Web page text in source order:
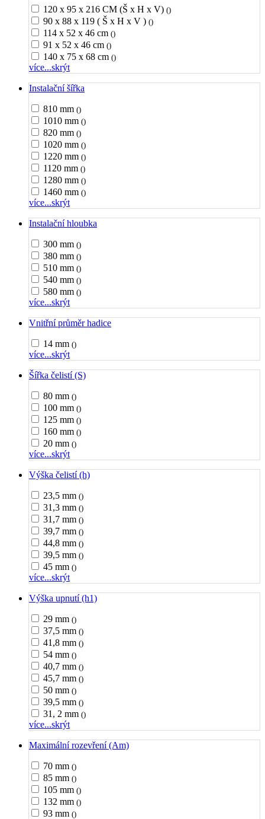
120 x 95 x 216 CM (Š x H x V) ()
90 x 88 x 119 ( Š x H x V ) ()
114 x 52 x 46 cm ()
91 x 52 x 46 cm ()
140 x 75 x 68 cm ()
více...skrýt
Instalační šířka
810 mm ()
1010 mm ()
820 mm ()
1020 mm ()
1220 mm ()
1120 mm ()
1280 mm ()
1460 mm ()
více...skrýt
Instalační hloubka
300 mm ()
380 mm ()
510 mm ()
540 mm ()
580 mm ()
více...skrýt
Vnitřní průměr hadice
14 mm ()
více...skrýt
Šířka čelistí (S)
80 mm ()
100 mm ()
125 mm ()
160 mm ()
20 mm ()
více...skrýt
Výška čelistí (h)
23,5 mm ()
31,3 mm ()
31,7 mm ()
39,7 mm ()
44,8 mm ()
39,5 mm ()
45 mm ()
více...skrýt
Výška upnutí (h1)
29 mm ()
37,5 mm ()
41,8 mm ()
54 mm ()
40,7 mm ()
45,7 mm ()
50 mm ()
39,5 mm ()
31, 2 mm ()
více...skrýt
Maximální rozevření (Am)
70 mm ()
85 mm ()
105 mm ()
132 mm ()
93 mm ()